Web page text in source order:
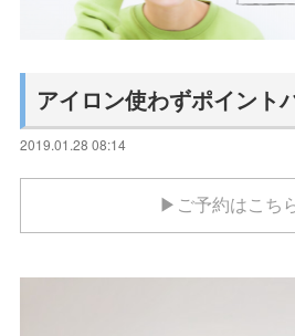
アイロン使わずポイント
2019.01.28 08:14
▶ご予約はこち